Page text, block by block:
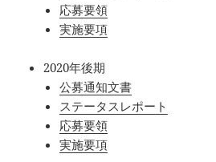
応募要領
実施要項
2020年後期
公募通知文書
ステータスレポート
応募要領
実施要項